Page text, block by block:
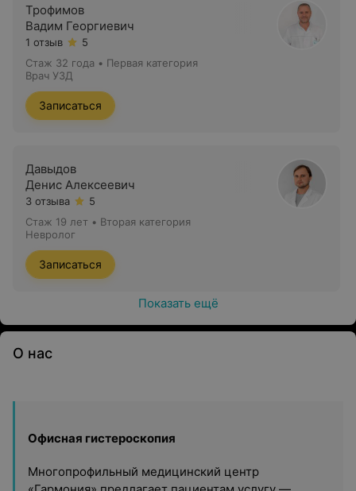
Трофимов
Вадим Георгиевич
1 отзыв
5
Стаж 32 года • Первая категория
Врач УЗД
Записаться
Давыдов
Денис Алексеевич
3 отзыва
5
Стаж 19 лет • Вторая категория
Невролог
Записаться
Показать ещё
О нас
Офисная гистероскопия
Многопрофильный медицинский центр